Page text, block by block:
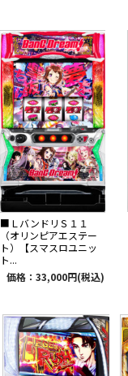
■ＬバンドリＳ１１
（オリンピアエステー
ト）【スマスロユニッ
ト...
価格：33,000円(税込)